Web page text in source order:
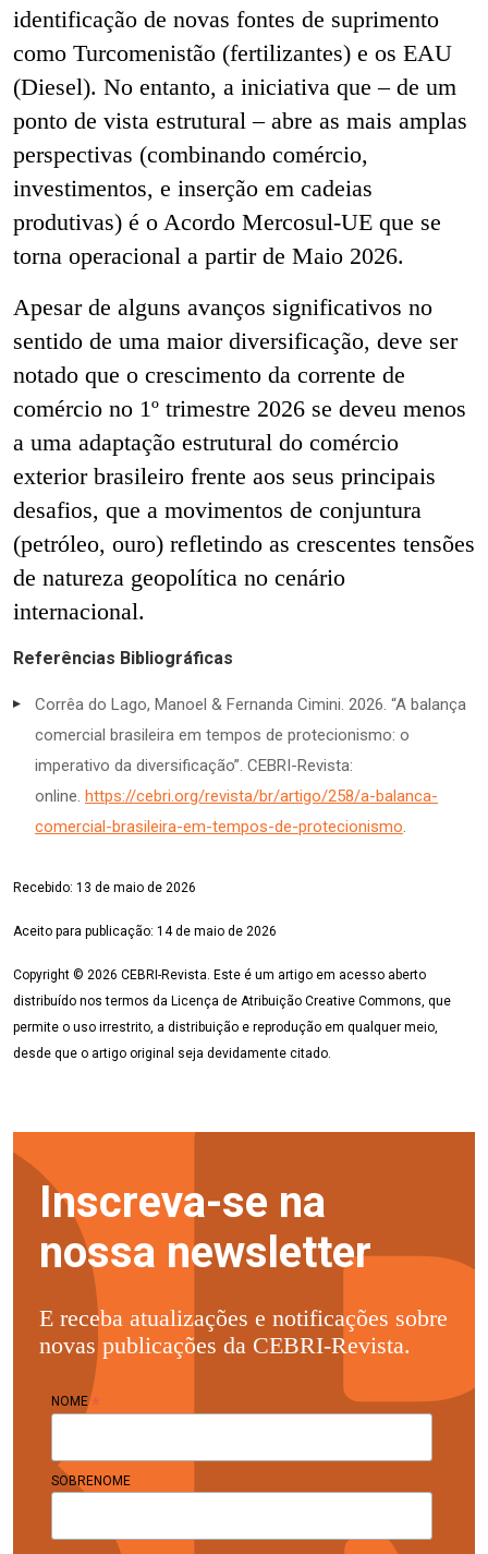
identificação de novas fontes de suprimento
como Turcomenistão (fertilizantes) e os EAU
(Diesel). No entanto, a iniciativa que – de um
ponto de vista estrutural – abre as mais amplas
perspectivas (combinando comércio,
investimentos, e inserção em cadeias
produtivas) é o Acordo Mercosul-UE que se
torna operacional a partir de Maio 2026.
Apesar de alguns avanços significativos no
sentido de uma maior diversificação, deve ser
notado que o crescimento da corrente de
comércio no 1º trimestre 2026 se deveu menos
a uma adaptação estrutural do comércio
exterior brasileiro frente aos seus principais
desafios, que a movimentos de conjuntura
(petróleo, ouro) refletindo as crescentes tensões
de natureza geopolítica no cenário
internacional.
Referências Bibliográficas
Corrêa do Lago, Manoel & Fernanda Cimini. 2026. “A balança
comercial brasileira em tempos de protecionismo: o
imperativo da diversificação”. CEBRI-Revista:
online. https://cebri.org/revista/br/artigo/258/a-balanca-
comercial-brasileira-em-tempos-de-protecionismo.
Recebido: 13 de maio de 2026
Aceito para publicação: 14 de maio de 2026
Copyright © 2026 CEBRI-Revista. Este é um artigo em acesso aberto
distribuído nos termos da Licença de Atribuição Creative Commons, que
permite o uso irrestrito, a distribuição e reprodução em qualquer meio,
desde que o artigo original seja devidamente citado.
Inscreva-se na
nossa newsletter
E receba atualizações e notificações sobre
novas publicações da CEBRI-Revista.
NOME
SOBRENOME